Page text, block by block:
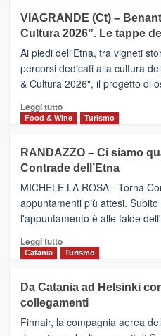
Anche
la
Alcantara
nei
primi
nella
classifica
IL
SAN
DOMENICO
PALACE
TAORMINA,
UN
HOTEL
FOUR
IL
NUOVO
SUMMER
CLUB
VIAGRANDE (Ct) –
Cultura 2026”. Le tappe
Ai piedi dell'Etna, tra vigneti
percorsi dedicati alla cultura
& Cultura 2026", il progetto di
Leggi tuttoLeggi
di
VIAGRANDE
(Ct)
–
Benanti
presenta
“Vino
&
Cultura
tappe
dell’enoturismo
Food & Wine Turismo
RANDAZZO – Ci siamo
Contrade dell’Etna
MICHELE LA ROSA - Torna
appuntamenti più attesi.
l'appuntamento è alle falde
Leggi tuttoLeggi
di
RANDAZZO
–
Ci
siamo
Catania Turismo
Da Catania ad Helsinki
collegamenti
Finnair, la compagnia aerea